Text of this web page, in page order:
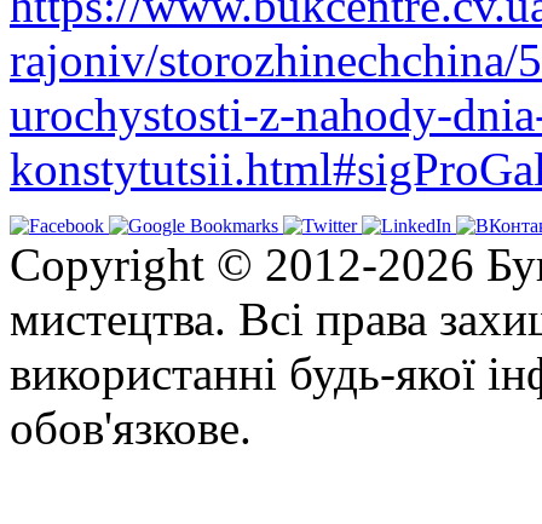
rajoniv/
urochystosti-z-nahody-
Copyright © 2012-2026
мистецтва. Всі права
використанні будь-якої
обов'язкове.